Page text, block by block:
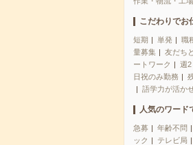
こだわりでお
短期 単発 職
量募集
友だち
ートワーク
週2
日祝のみ勤務
語学力が活か
人気のワード
急募 年齢不問
ック
テレビ局